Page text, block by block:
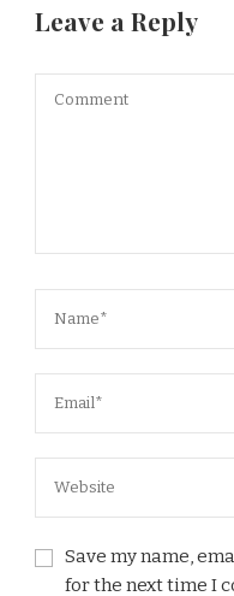
Leave a Reply
Save my name,
for the next time I